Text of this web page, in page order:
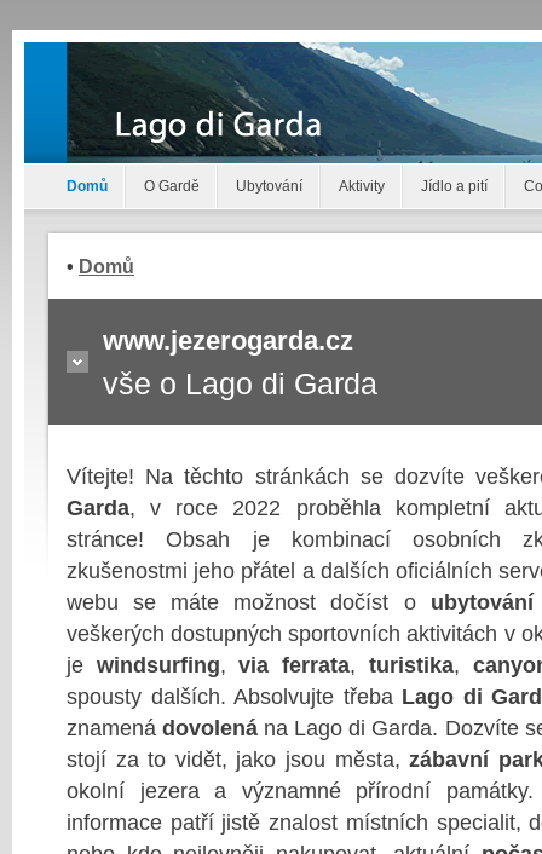
Domů O Gardě Ubytování Aktivity Jídlo a pití
• Domů
www.jezerogarda.cz
vše o Lago di Garda
Vítejte! Na těchto stránkách se dozvíte
Garda, v roce 2022 proběhla kompletní
stránce! Obsah je kombinací osobních
zkušenostmi jeho přátel a dalších oficiálních
webu se máte možnost dočíst o ubytování
veškerých dostupných sportovních aktivitách v
je windsurfing,via ferrata, turistika,
spousty dalších. Absolvujte třeba Lago di
znamenádovolená na Lago di Garda. Dozvíte
stojí za to vidět, jako jsou města,zábavní
okolní jezera a významné přírodní
informace patří jistě znalost místních specialit,